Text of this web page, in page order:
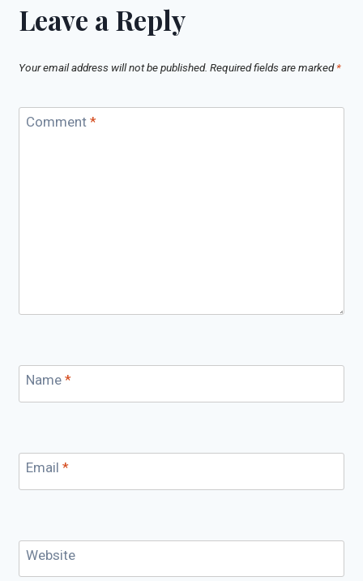
Leave a Reply
Your email address will not be published. Required fields are marked*
Comment *
Name *
Email *
Website